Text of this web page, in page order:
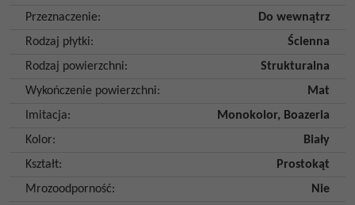
Przeznaczenie:
Do wewnątrz
Rodzaj płytki:
Ścienna
Rodzaj powierzchni:
Strukturalna
Wykończenie powierzchni:
Mat
Imitacja: Monokolor, Boazeria
Kolor:
Biały
Kształt:
Prostokąt
Mrozoodporność:
Nie